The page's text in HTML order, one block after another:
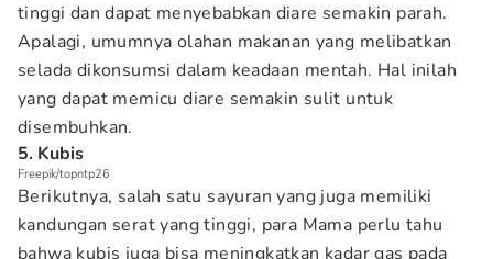
tinggi dan dapat menyebabkan diare semakin parah.
Apalagi, umumnya olahan makanan yang melibatkan
selada dikonsumsi dalam keadaan mentah. Hal inilah
yang dapat memicu diare semakin sulit untuk
disembuhkan.
5. Kubis
Freepik/topntp26
Berikutnya, salah satu sayuran yang juga memiliki
kandungan serat yang tinggi, para Mama perlu tahu
bahwa kubis juga bisa meningkatkan kadar gas pada